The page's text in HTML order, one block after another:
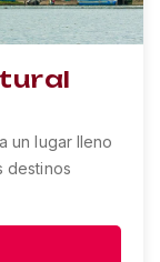
un lugar lleno
destinos